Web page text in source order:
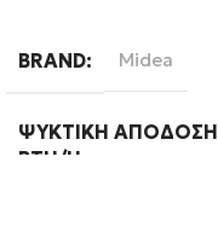
BRAND Midea
ΨΥΚΤΙΚΉ ΑΠΌΔΟΣΗ
BTU/H